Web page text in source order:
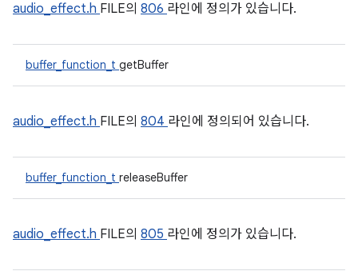
audio_effect.h FILE의 806 라인에 정의가 있습니다.
buffer_function_t getBuffer
audio_effect.h FILE의 804 라인에 정의되어 있습니다.
buffer_function_t releaseBuffer
audio_effect.h FILE의 805 라인에 정의가 있습니다.